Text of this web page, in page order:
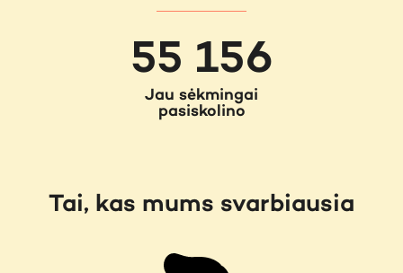
55 156
Jau sėkmingai
pasiskolino
Tai, kas mums svarbiausia